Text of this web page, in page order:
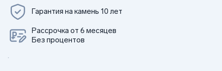
Гарантия на камень 10 лет
Рассрочка от 6 месяцев
Без процентов